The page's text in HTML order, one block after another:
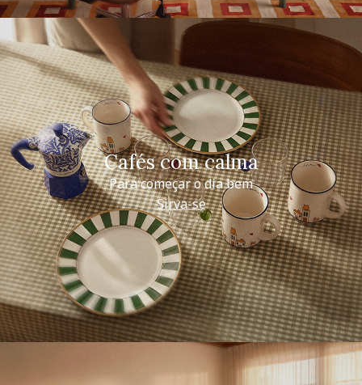
Cafés com calma
Para começar o dia bem
Sirva-se